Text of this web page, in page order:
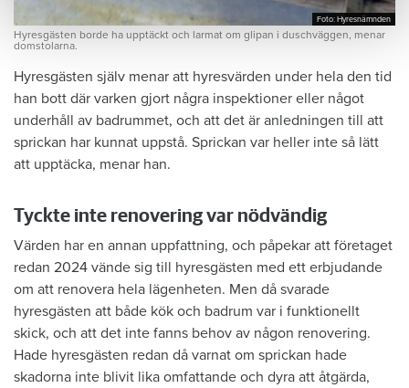
Foto: Hyresnämnden
Foto: Hyresnämnden
Hyresgästen borde ha upptäckt och larmat om glipan i duschväggen, menar
domstolarna.
Hyresgästen själv menar att hyresvärden under hela den tid
han bott där varken gjort några inspektioner eller något
underhåll av badrummet, och att det är anledningen till att
sprickan har kunnat uppstå. Sprickan var heller inte så lätt
att upptäcka, menar han.
Tyckte inte renovering var nödvändig
Värden har en annan uppfattning, och påpekar att företaget
redan 2024 vände sig till hyresgästen med ett erbjudande
om att renovera hela lägenheten. Men då svarade
hyresgästen att både kök och badrum var i funktionellt
skick, och att det inte fanns behov av någon renovering.
Hade hyresgästen redan då varnat om sprickan hade
skadorna inte blivit lika omfattande och dyra att åtgärda,